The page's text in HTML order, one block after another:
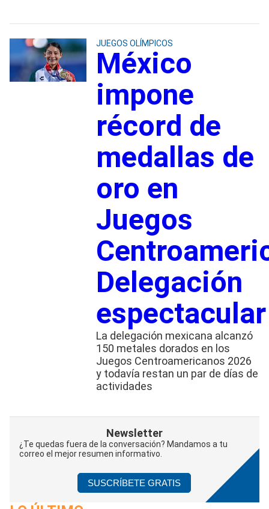
JUEGOS OLÍMPICOS
México
impone
récord de
medallas de
oro en
Juegos
Delegación
espectacular
La delegación mexicana alcanzó
150 metales dorados en los
Juegos Centroamericanos 2026
y todavía restan un par de días de
actividades
Newsletter
¿Te quedas fuera de la conversación? Mandamos a tu
correo el mejor resumen informativo.
SUSCRÍBETE GRATIS